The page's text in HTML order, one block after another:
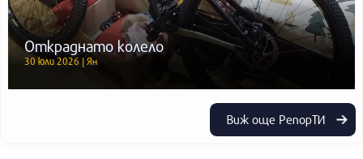
Откраднато колело
30 юли 2026 | Ян
Виж още РепорТИ